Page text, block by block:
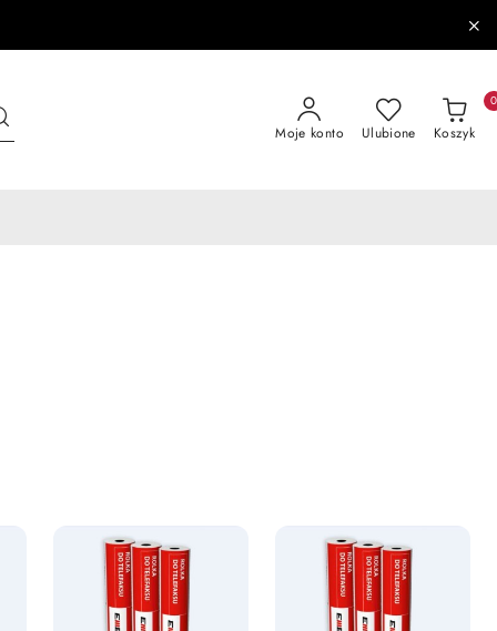
Moje konto Ulubione Koszyk
0